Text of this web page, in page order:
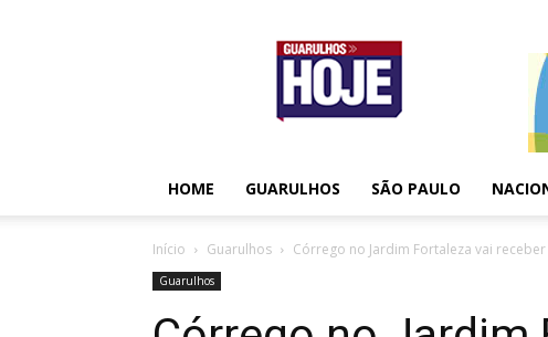
Guarulhos
Hoje
HOME GUARULHOS SÃO PAULO
Início Guarulhos Córrego no Jardim Fortaleza vai
Guarulhos